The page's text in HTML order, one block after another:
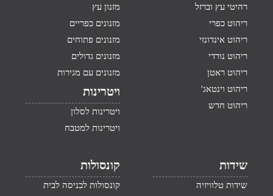
רהיטי עץ וברזל
ריהוט כפרי
ריהוט אינדונזי
ריהוט נורדי
ריהוט ראטן
ריהוט וינטאג'
ריהוט חדש
מזנון עץ
מזנונים כפריים
מזנונים פתוחים
מזנונים גדולים
מזנונים עם מגירות
ויטרינות
ויטרינות לסלון
ויטרינות למטבח
שידות
שידות טלוויזיה
קונסולות
קונסולות לכניסה לבית